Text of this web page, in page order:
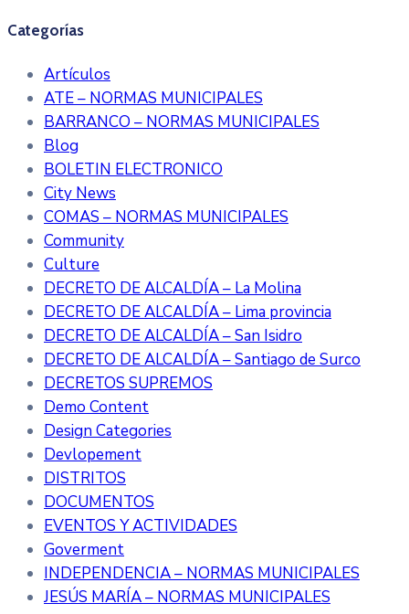
Categorías
Artículos
ATE – NORMAS MUNICIPALES
BARRANCO – NORMAS MUNICIPALES
Blog
BOLETIN ELECTRONICO
City News
COMAS – NORMAS MUNICIPALES
Community
Culture
DECRETO DE ALCALDÍA – La Molina
DECRETO DE ALCALDÍA – Lima provincia
DECRETO DE ALCALDÍA – San Isidro
DECRETO DE ALCALDÍA – Santiago de Surco
DECRETOS SUPREMOS
Demo Content
Design Categories
Devlopement
DISTRITOS
DOCUMENTOS
EVENTOS Y ACTIVIDADES
Goverment
INDEPENDENCIA – NORMAS MUNICIPALES
JESÚS MARÍA – NORMAS MUNICIPALES